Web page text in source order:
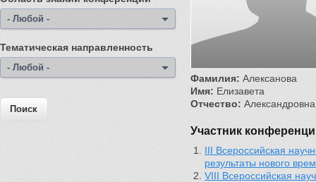
Фамилия: Алексанова
Имя: Елизавета
Отчество: Александровна
Участник
III Всероссийская
результаты нового
VIII Всероссийская
- Любой -
Тематическая направленность
- Любой -